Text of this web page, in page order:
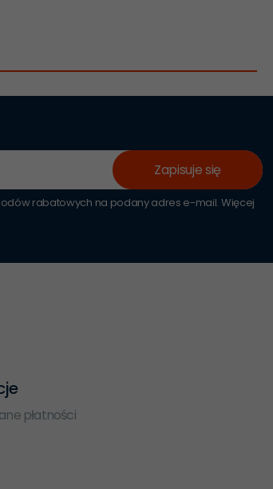
Zapisuje się
rabatowych na podany adres e-mail. Więcej
płatności